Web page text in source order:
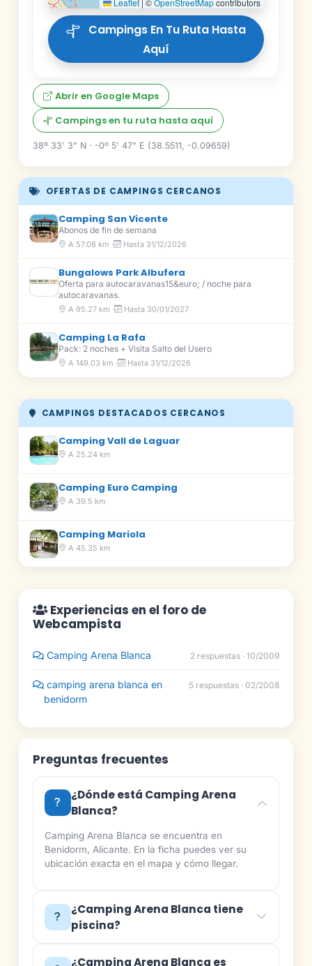
Leaflet ©OpenStreetMapcontributors
Aquí
Abrir en Google Maps
Campings en tu ruta hasta aquí
38º 33' 3" N · -0º 5' 47" E (38.5511, -0.09659)
OFERTAS DE CAMPINGS CERCANOS
Camping San Vicente
Abonos de fin de semana
A 57.08 km · Hasta 31/12/2026
Bungalows Park Albufera
Oferta para autocaravanas15&euro; / noche para
autocaravanas.
A 95.27 km · Hasta 30/01/2027
Camping La Rafa
Pack: 2 noches + Visita Salto del Usero
A 149.03 km · Hasta 31/12/2026
CAMPINGS DESTACADOS CERCANOS
Camping Vall de Laguar
A 25.24 km
Camping Euro Camping
A 39.5 km
Camping Mariola
A 45.35 km
Experiencias en el foro de
Webcampista
Camping Arena Blanca 2 respuestas · 10/2009
camping arena blanca en
benidorm
5 respuestas · 02/2008
Preguntas frecuentes
¿Dónde está Camping Arena
Blanca?
Camping Arena Blanca se encuentra en
Benidorm, Alicante. En la ficha puedes ver su
ubicación exacta en el mapa y cómo llegar.
¿Camping Arena Blanca tiene
piscina?
¿Camping Arena Blanca es